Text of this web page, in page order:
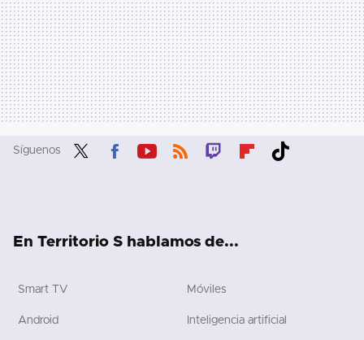
Síguenos
En Territorio S hablamos de...
Smart TV Móviles
Android Inteligencia artificial